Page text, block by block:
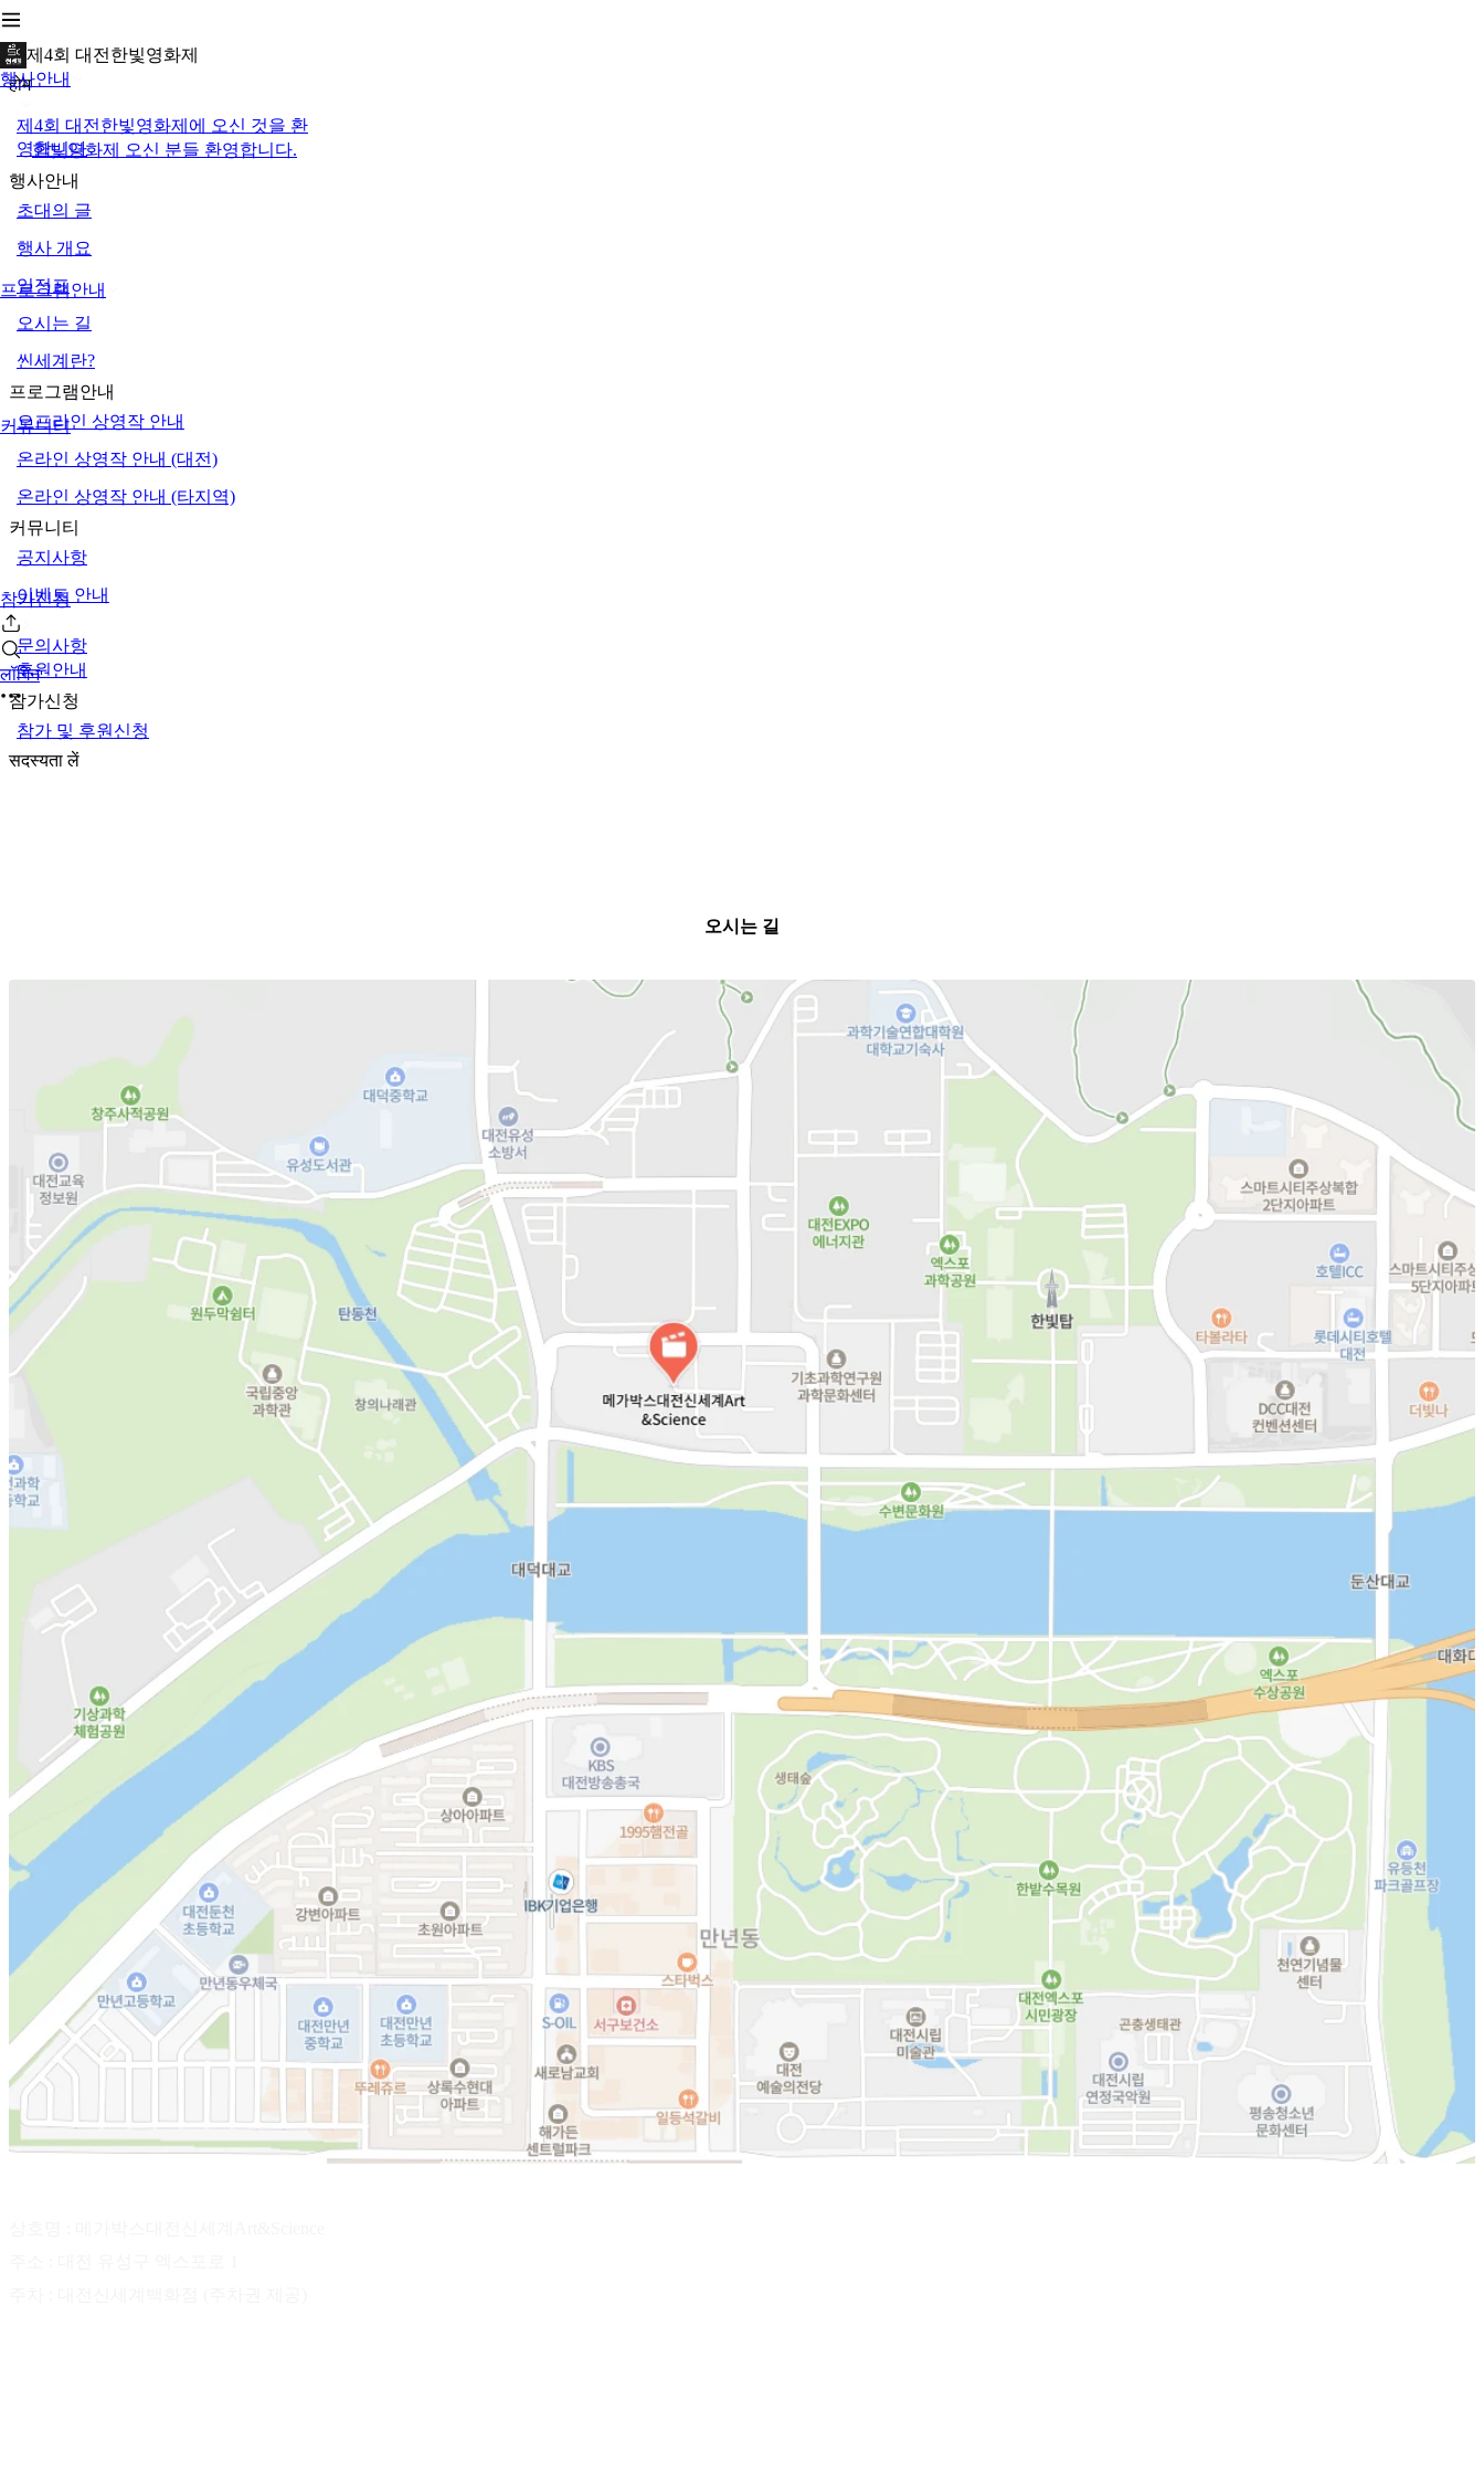
제4회 대전한빛영화제
행사안내
프로그램안내
커뮤니티
참가신청
लॉगिन
होम
제4회 대전한빛영화제에 오신 것을 환
영합니다
한빛영화제 오신 분들 환영합니다.
행사안내
초대의 글
행사 개요
일정표
오시는 길
씬세계란?
프로그램안내
오프라인 상영작 안내
온라인 상영작 안내 (대전)
온라인 상영작 안내 (타지역)
커뮤니티
공지사항
이벤트 안내
문의사항
후원안내
참가신청
참가 및 후원신청
सदस्यता लें
오시는 길